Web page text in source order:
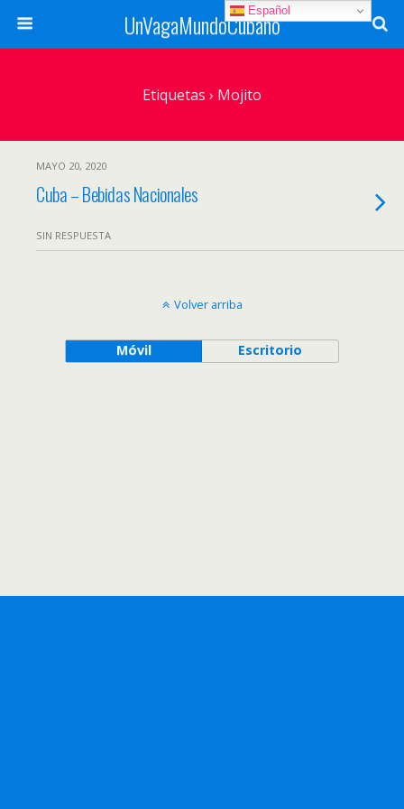
UnVagaMundoCubano
Etiquetas › Mojito
MAYO 20, 2020
Cuba – Bebidas Nacionales
SIN RESPUESTA
Volver arriba
Móvil Escritorio
Español